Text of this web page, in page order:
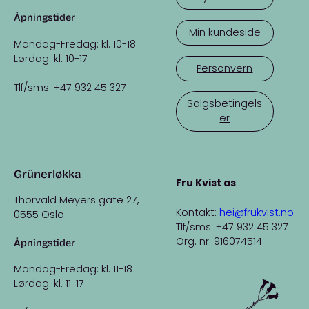
Åpningstider
Mandag-Fredag: kl. 10-18
Lørdag: kl. 10-17
Tlf/sms: +47 932 45 327
Grünerløkka
Thorvald Meyers gate 27,
0555 Oslo
Åpningstider
Mandag-Fredag: kl. 11-18
Lørdag: kl. 11-17
Min kundeside
Personvern
Salgsbetingels
er
Fru Kvist as
Kontakt: hei@frukvist.no
Tlf/sms: +47 932 45 327
Org. nr. 916074514